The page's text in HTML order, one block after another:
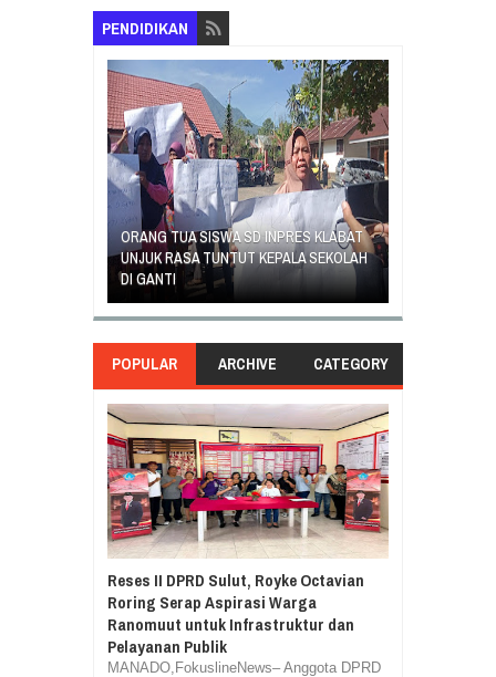
PENDIDIKAN
ORANG TUA SISWA SD INPRES KLABAT
UNJUK RASA TUNTUT KEPALA SEKOLAH
DI GANTI
POPULAR ARCHIVE CATEGORY
Reses II DPRD Sulut, Royke Octavian
Roring Serap Aspirasi Warga
Ranomuut untuk Infrastruktur dan
Pelayanan Publik
MANADO,FokuslineNews– Anggota DPRD